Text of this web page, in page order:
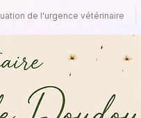
de l'urgence vétérinaire